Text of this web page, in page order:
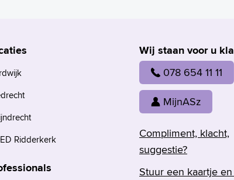
Wij staan voor u
078 654 11 11
MijnASz
Compliment, klacht,
suggestie?
Stuur een kaartje
Ridderkerk